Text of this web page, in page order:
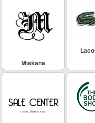
Miskana